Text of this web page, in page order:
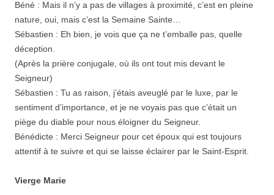
Béné : Mais il n’y a pas de villages à proximité, c’est en pleine
nature, oui, mais c’est la Semaine Sainte…
Sébastien : Eh bien, je vois que ça ne t’emballe pas, quelle
déception.
(Après la prière conjugale, où ils ont tout mis devant le
Seigneur)
Sébastien : Tu as raison, j’étais aveuglé par le luxe, par le
sentiment d’importance, et je ne voyais pas que c’était un
piège du diable pour nous éloigner du Seigneur.
Bénédicte : Merci Seigneur pour cet époux qui est toujours
attentif à te suivre et qui se laisse éclairer par le Saint-Esprit.
Vierge Marie